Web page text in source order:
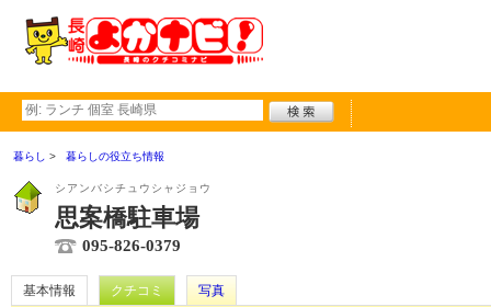
暮らし 暮らしの役立ち情報
シアンバシチュウシャジョウ
思案橋駐車場
095-826-0379
基本情報 クチコミ
写真